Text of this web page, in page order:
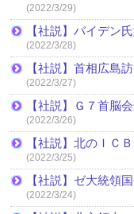
(2022/3/29)
【社説】バイデン
(2022/3/28)
【社説】首相広島
(2022/3/27)
【社説】Ｇ７首脳
(2022/3/26)
【社説】北のＩＣ
(2022/3/25)
【社説】ゼ大統領
(2022/3/24)